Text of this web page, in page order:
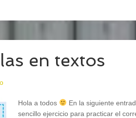
en textos
Hola a todos
En la siguiente
sencillo ejercicio para practicar el